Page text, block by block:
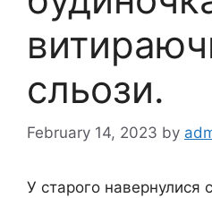
сльози.
February 14, 2023 by
У старого навернулися